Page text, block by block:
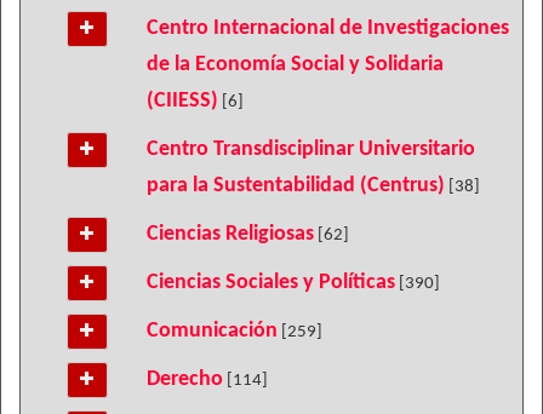
Centro Internacional de Investigaciones
de la Economía Social y Solidaria
(CIIESS) [6]
Centro Transdisciplinar Universitario
para la Sustentabilidad (Centrus) [38]
Ciencias Religiosas [62]
Ciencias Sociales y Políticas [390]
Comunicación [259]
Derecho [114]